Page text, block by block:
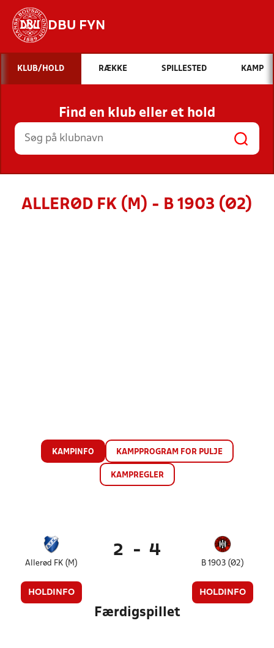
DBU FYN
Hvad vil du søge efter?
INDHOLD OG NYHEDER
STILLINGER, RESULTATER, KLUBBER OG
HOLD
KLUB/HOLD RÆKKE SPILLESTED KAMP
Find en klub eller et hold
ALLERØD FK (M) - B 1903 (Ø2)
KAMPINFO KAMPPROGRAM FOR PULJE
KAMPREGLER
Allerød FK (M)
HOLDINFO
2 - 4
B 1903 (Ø2)
HOLDINFO
Færdigspillet